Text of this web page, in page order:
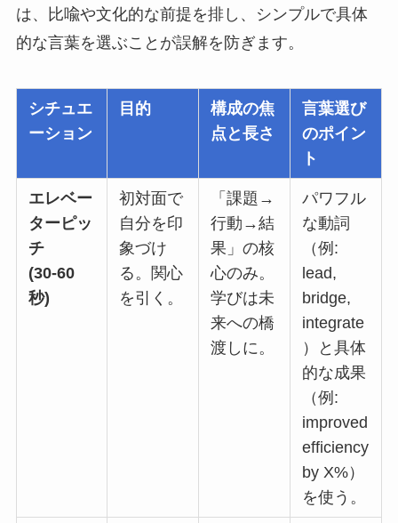
は、比喩や文化的な前提を排し、シンプルで具体
的な言葉を選ぶことが誤解を防ぎます。
シチュエ
ーション
目的
構成の焦
点と長さ
言葉選び
のポイン
ト
エレベー
ターピッ
チ
(30-60
秒)
初対面で
自分を印
象づけ
る。関心
を引く。
「課題→
行動→結
果」の核
心のみ。
学びは未
来への橋
渡しに。
パワフル
な動詞
（例:
lead,
bridge,
integrate
）と具体
的な成果
（例:
improved
efficiency
by X%）
を使う。